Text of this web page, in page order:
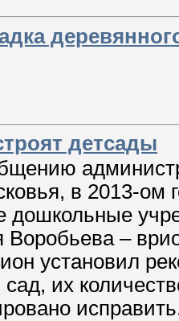
детсады
в 2013-ом
дошкольные
–
установил
их